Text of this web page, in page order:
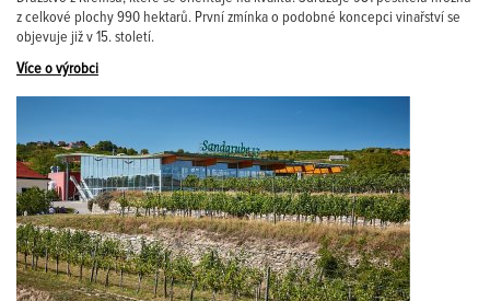
z celkové plochy 990 hektarů. První zmínka o podobné koncepci vinařství se
objevuje již v 15. století.
Více o výrobci